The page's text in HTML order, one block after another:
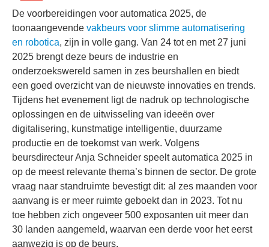
De voorbereidingen voor automatica 2025, de
toonaangevende vakbeurs voor slimme automatisering
en robotica, zijn in volle gang. Van 24 tot en met 27 juni
2025 brengt deze beurs de industrie en
onderzoekswereld samen in zes beurshallen en biedt
een goed overzicht van de nieuwste innovaties en trends.
Tijdens het evenement ligt de nadruk op technologische
oplossingen en de uitwisseling van ideeën over
digitalisering, kunstmatige intelligentie, duurzame
productie en de toekomst van werk. Volgens
beursdirecteur Anja Schneider speelt automatica 2025 in
op de meest relevante thema’s binnen de sector. De grote
vraag naar standruimte bevestigt dit: al zes maanden voor
aanvang is er meer ruimte geboekt dan in 2023. Tot nu
toe hebben zich ongeveer 500 exposanten uit meer dan
30 landen aangemeld, waarvan een derde voor het eerst
aanwezig is op de beurs.